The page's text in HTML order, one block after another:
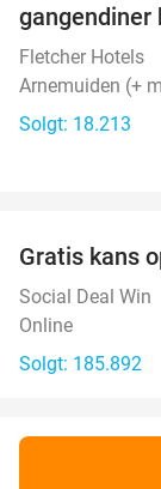
gangendiner
Fletcher Hotels
Arnemuiden (+
Solgt: 18.213
Gratis kans
Social Deal Win
Online
Solgt: 185.892